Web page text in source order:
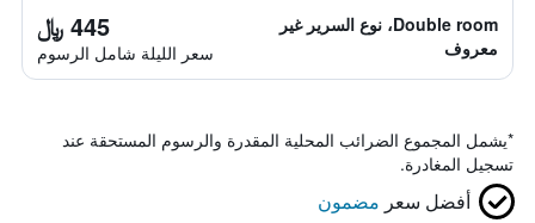
Double room، نوع السرير غير
معروف
445 ﷼
سعر الليلة شامل الرسوم
*يشمل المجموع الضرائب المحلية المقدرة والرسوم المستحقة عند
تسجيل المغادرة.
أفضل سعر مضمون